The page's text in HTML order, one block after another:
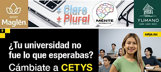
+ Claro
+ Plural